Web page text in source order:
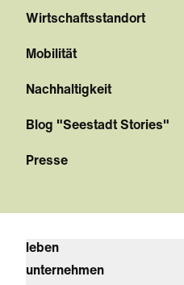
Wirtschaftsstandort
Mobilität
Nachhaltigkeit
Blog "Seestadt Stories"
Presse
leben
unternehmen